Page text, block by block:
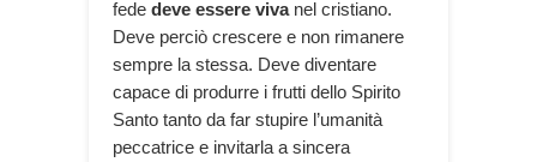
fede deve essere vivanel cristiano.
Deve perciò crescere e non rimanere
sempre la stessa. Deve diventare
capace di produrre i frutti dello Spirito
Santo tanto da far stupire l’umanità
peccatrice e invitarla a sincera